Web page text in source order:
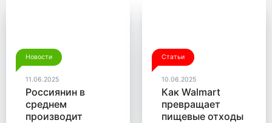
Новости
11.06.2025
Россиянин в
среднем
производит
Статьи
10.06.2025
Как Walmart
превращает
пищевые отходы